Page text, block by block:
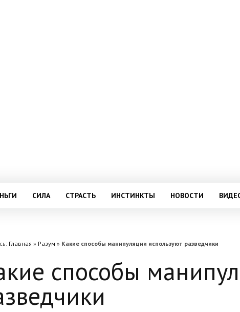
СИЛА СТРАСТЬ ИНСТИНКТЫ НОВОСТИ
Главная » Разум » Какие способы манипуляции используют разведчики
способы